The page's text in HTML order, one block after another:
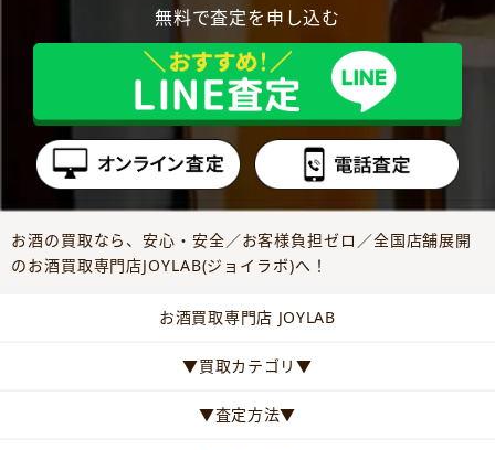
無料で査定を申し込む
お酒の買取なら、安心・安全／お客様負担ゼロ／全国店舗展開
のお酒買取専門店JOYLAB(ジョイラボ)へ！
お酒買取専門店 JOYLAB
▼買取カテゴリ▼
▼査定方法▼